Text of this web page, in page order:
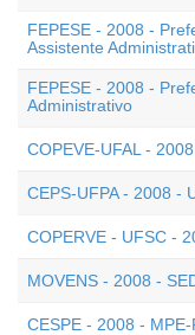
FEPESE - 2008 -
Assistente
FEPESE - 2008 -
Administrativo
COPEVE-UFAL -
CEPS-UFPA - 2008 -
COPERVE - UFSC -
MOVENS - 2008 -
CESPE - 2008 -